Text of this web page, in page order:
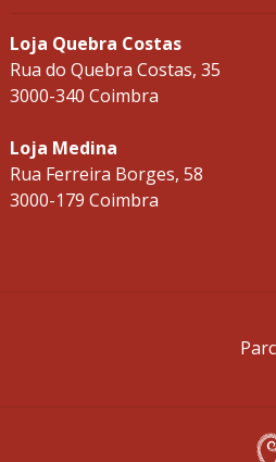
Loja Quebra Costas
Rua do Quebra Costas, 35
3000-340 Coimbra
Loja Medina
Rua Ferreira Borges, 58
3000-179 Coimbra